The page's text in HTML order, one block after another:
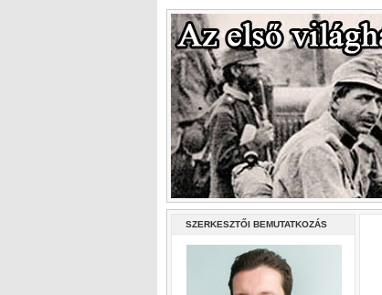
SZERKESZTŐI BEMUTATKOZÁS